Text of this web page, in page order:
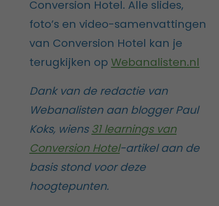
Conversion Hotel. Alle slides,
foto’s en video-samenvattingen
van Conversion Hotel kan je
terugkijken op Webanalisten.nl
Dank van de redactie van
Webanalisten aan blogger Paul
Koks, wiens31 learnings van
Conversion Hotel-artikel aan de
basis stond voor deze
hoogtepunten.